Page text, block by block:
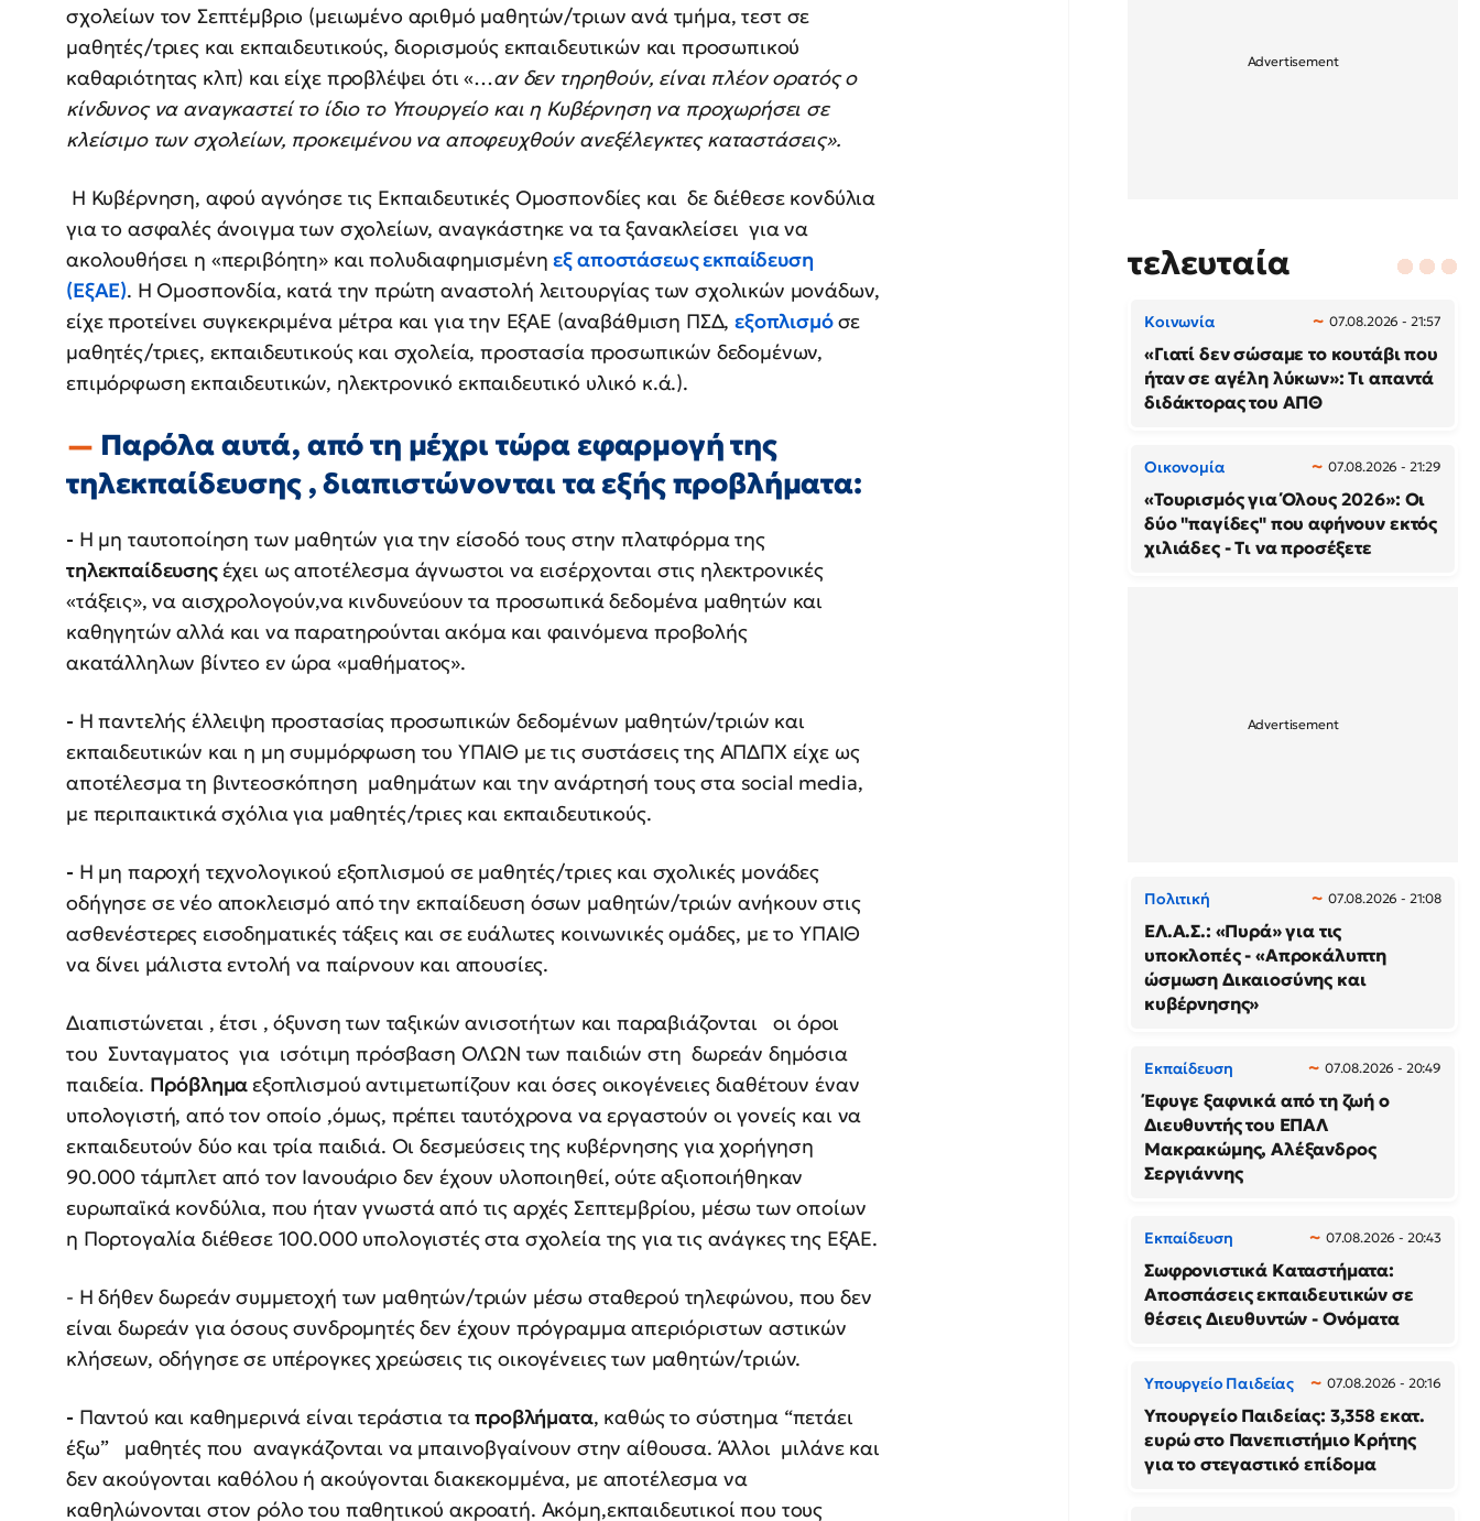
σχολείων τον Σεπτέμβριο (μειωμένο αριθμό μαθητών/τριων ανά τμήμα, τεστ σε
μαθητές/τριες και εκπαιδευτικούς, διορισμούς εκπαιδευτικών και προσωπικού
καθαριότητας κλπ) και είχε προβλέψει ότι «…αν δεν τηρηθούν, είναι πλέον ορατός ο
κίνδυνος να αναγκαστεί το ίδιο το Υπουργείο και η Κυβέρνηση να προχωρήσει σε
κλείσιμο των σχολείων, προκειμένου να αποφευχθούν ανεξέλεγκτες καταστάσεις».
Η Κυβέρνηση, αφού αγνόησε τις Εκπαιδευτικές Ομοσπονδίες και δε διέθεσε κονδύλια
για το ασφαλές άνοιγμα των σχολείων, αναγκάστηκε να τα ξανακλείσει για να
ακολουθήσει η «περιβόητη» και πολυδιαφημισμένηεξ αποστάσεως εκπαίδευση
(ΕξΑΕ). Η Ομοσπονδία, κατά την πρώτη αναστολή λειτουργίας των σχολικών μονάδων,
είχε προτείνει συγκεκριμένα μέτρα και για την ΕξΑΕ (αναβάθμιση ΠΣΔ,εξοπλισμόσε
μαθητές/τριες, εκπαιδευτικούς και σχολεία, προστασία προσωπικών δεδομένων,
επιμόρφωση εκπαιδευτικών, ηλεκτρονικό εκπαιδευτικό υλικό κ.ά.).
Παρόλα αυτά, από τη μέχρι τώρα εφαρμογή της
τηλεκπαίδευσης , διαπιστώνονται τα εξής προβλήματα:
- Η μη ταυτοποίηση των μαθητών για την είσοδό τους στην πλατφόρμα της
τηλεκπαίδευσηςέχει ως αποτέλεσμα άγνωστοι να εισέρχονται στις ηλεκτρονικές
«τάξεις», να αισχρολογούν,να κινδυνεύουν τα προσωπικά δεδομένα μαθητών και
καθηγητών αλλά και να παρατηρούνται ακόμα και φαινόμενα προβολής
ακατάλληλων βίντεο εν ώρα «μαθήματος».
- Η παντελής έλλειψη προστασίας προσωπικών δεδομένων μαθητών/τριών και
εκπαιδευτικών και η μη συμμόρφωση του ΥΠΑΙΘ με τις συστάσεις της ΑΠΔΠΧ είχε ως
αποτέλεσμα τη βιντεοσκόπηση μαθημάτων και την ανάρτησή τους στα social media,
με περιπαικτικά σχόλια για μαθητές/τριες και εκπαιδευτικούς.
- Η μη παροχή τεχνολογικού εξοπλισμού σε μαθητές/τριες και σχολικές μονάδες
οδήγησε σε νέο αποκλεισμό από την εκπαίδευση όσων μαθητών/τριών ανήκουν στις
ασθενέστερες εισοδηματικές τάξεις και σε ευάλωτες κοινωνικές ομάδες, με το ΥΠΑΙΘ
να δίνει μάλιστα εντολή να παίρνουν και απουσίες.
Διαπιστώνεται , έτσι , όξυνση των ταξικών ανισοτήτων και παραβιάζονται οι όροι
του Συνταγματος για ισότιμη πρόσβαση ΟΛΩΝ των παιδιών στη δωρεάν δημόσια
παιδεία. Πρόβλημαεξοπλισμού αντιμετωπίζουν και όσες οικογένειες διαθέτουν έναν
υπολογιστή, από τον οποίο ,όμως, πρέπει ταυτόχρονα να εργαστούν οι γονείς και να
εκπαιδευτούν δύο και τρία παιδιά. Οι δεσμεύσεις της κυβέρνησης για χορήγηση
90.000 τάμπλετ από τον Ιανουάριο δεν έχουν υλοποιηθεί, ούτε αξιοποιήθηκαν
ευρωπαϊκά κονδύλια, που ήταν γνωστά από τις αρχές Σεπτεμβρίου, μέσω των οποίων
η Πορτογαλία διέθεσε 100.000 υπολογιστές στα σχολεία της για τις ανάγκες της ΕξΑΕ.
- Η δήθεν δωρεάν συμμετοχή των μαθητών/τριών μέσω σταθερού τηλεφώνου, που δεν
είναι δωρεάν για όσους συνδρομητές δεν έχουν πρόγραμμα απεριόριστων αστικών
κλήσεων, οδήγησε σε υπέρογκες χρεώσεις τις οικογένειες των μαθητών/τριών.
- Παντού και καθημερινά είναι τεράστια ταπροβλήματα, καθώς το σύστημα “πετάει
έξω” μαθητές που αναγκάζονται να μπαινοβγαίνουν στην αίθουσα. Άλλοι μιλάνε και
δεν ακούγονται καθόλου ή ακούγονται διακεκομμένα, με αποτέλεσμα να
καθηλώνονται στον ρόλο του παθητικού ακροατή. Ακόμη,εκπαιδευτικοί που τους
τελευταία
Κοινωνία 07.08.2026 - 21:57
«Γιατί δεν σώσαμε το κουτάβι που
ήταν σε αγέλη λύκων»: Τι απαντά
διδάκτορας του ΑΠΘ
Οικονομία 07.08.2026 - 21:29
«Τουρισμός για Όλους 2026»: Οι
δύο "παγίδες" που αφήνουν εκτός
χιλιάδες - Τι να προσέξετε
Πολιτική 07.08.2026 - 21:08
ΕΛ.Α.Σ.: «Πυρά» για τις
υποκλοπές - «Απροκάλυπτη
ώσμωση Δικαιοσύνης και
κυβέρνησης»
Εκπαίδευση 07.08.2026 - 20:49
Έφυγε ξαφνικά από τη ζωή ο
Διευθυντής του ΕΠΑΛ
Μακρακώμης, Αλέξανδρος
Σεργιάννης
Εκπαίδευση 07.08.2026 - 20:43
Σωφρονιστικά Καταστήματα:
Αποσπάσεις εκπαιδευτικών σε
θέσεις Διευθυντών - Ονόματα
Υπουργείο Παιδείας 07.08.2026 - 20:16
Υπουργείο Παιδείας: 3,358 εκατ.
ευρώ στο Πανεπιστήμιο Κρήτης
για το στεγαστικό επίδομα